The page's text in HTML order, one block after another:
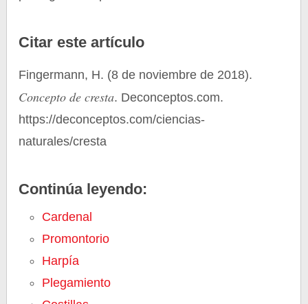
Citar este artículo
Fingermann, H. (8 de noviembre de 2018).
Concepto de cresta. Deconceptos.com.
https://deconceptos.com/ciencias-
naturales/cresta
Continúa leyendo:
Cardenal
Promontorio
Harpía
Plegamiento